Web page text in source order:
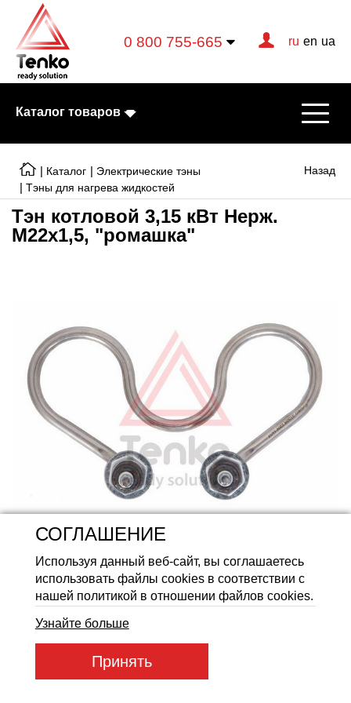
0 800 755-665 ru en ua
Каталог товаров
Электрические котлы
Готовые решения
Аккумуляторные батареи
Назад
| Каталог | Электрические тэны
| Тэны для нагрева жидкостей
Тэн котловой 3,15 кВт Нерж.
М22x1,5, "ромашка"
Артикул товара: 49540
СОГЛАШЕНИЕ
Используя данный веб-сайт, вы соглашаетесь
использовать файлы cookies в соответствии с
нашей политикой в отношении файлов cookies.
Узнайте больше
Принять